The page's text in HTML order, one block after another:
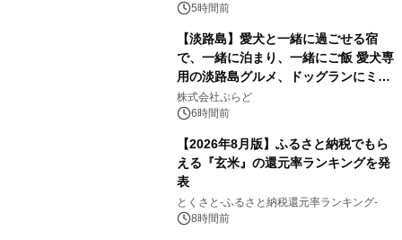
5時間前
【淡路島】愛犬と一緒に過ごせる宿
で、一緒に泊まり、一緒にご飯 愛犬専
用の淡路島グルメ、ドッグランにミニ
プール グランピングとトレーラーハウ
スの2施設で
株式会社ぷらど
6時間前
【2026年8月版】ふるさと納税でもら
える『玄米』の還元率ランキングを発
表
とくさと-ふるさと納税還元率ランキング-
8時間前